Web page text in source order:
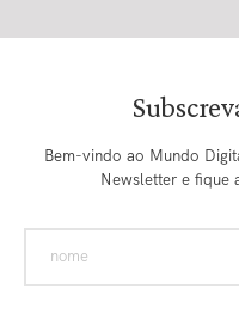
Bem-vindo ao Mundo
Newsletter e fique